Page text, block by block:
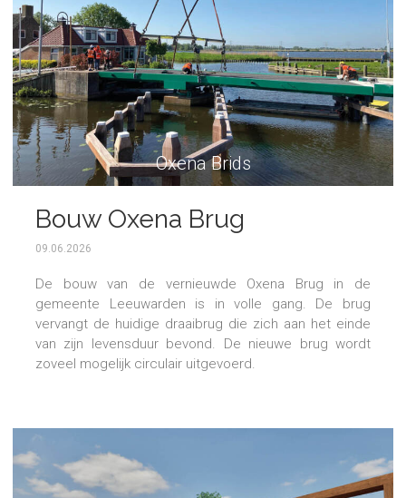
Oxena Brids
Bouw Oxena Brug
09.06.2026
De bouw van de vernieuwde Oxena Brug in de
gemeente Leeuwarden is in volle gang. De brug
vervangt de huidige draaibrug die zich aan het einde
van zijn levensduur bevond. De nieuwe brug wordt
zoveel mogelijk circulair uitgevoerd.